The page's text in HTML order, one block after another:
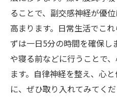
ることで、副交感神経が優
高まります。日常生活でこ
ずは一日5分の時間を確保し
や寝る前などに行うことで
ます。自律神経を整え、心
に、ぜひ取り入れてみてくだ